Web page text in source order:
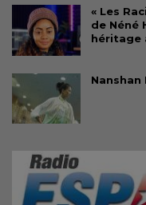
« Les
de Néné
héritage